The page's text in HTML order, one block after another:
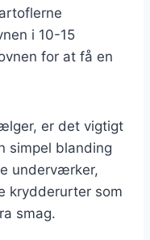
i 10-15
for at få en
er det vigtigt
simpel blanding
underværker,
krydderurter som
smag.